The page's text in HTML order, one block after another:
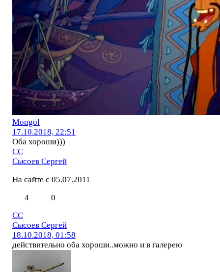
Mоngol
17.10.2018, 22:51
Оба хороши)))
СС
Сысоев Сергей
На сайте с 05.07.2011
4
0
СС
Сысоев Сергей
18.10.2018, 01:58
действительно оба хороши..можно и в галерею